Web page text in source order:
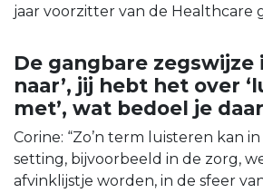
jaar voorzitter van de Healthcare
De gangbare zegswijze
naar’, jij hebt het over
met’, wat bedoel je
Corine: “Zo’n term luisteren kan
setting, bijvoorbeeld in de zorg,
afvinklijstje worden, in de sfeer